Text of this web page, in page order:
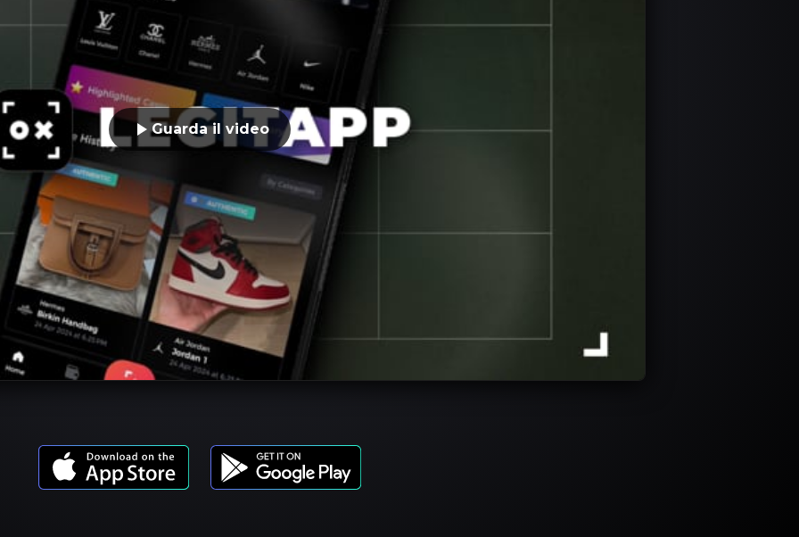
Guarda il video